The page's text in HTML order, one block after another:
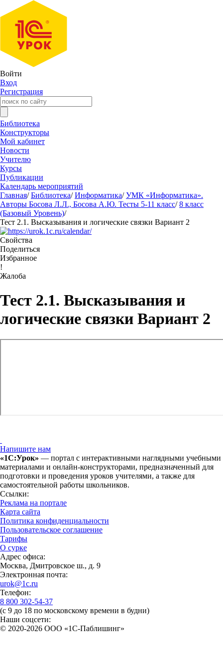
Войти
Вход
Регистрация
Библиотека
Конструкторы
Мой кабинет
Новости
Учителю
Курсы
Публикации
Календарь мероприятий
Главная/ Библиотека/ Информатика/ УМК «Информатика».
Авторы Босова Л.Л., Босова А.Ю. Тесты 5-11 класс/ 8 класс
(Базовый Уровень)/
Тест 2.1. Высказывания и логические связки Вариант 2
Свойства
Поделиться
Избранное
!
Жалоба
Тест 2.1. Высказывания и
логические связки Вариант 2
Напишите нам
«1С:Урок» — портал с интерактивными наглядными учебными
материалами и онлайн-конструкторами, предназначенный для
подготовки и проведения уроков учителями, а также для
самостоятельной работы школьников.
Ссылки:
Реклама на портале
Карта сайта
Политика конфиденциальности
Пользовательское соглашение
Тарифы
О сурке
Адрес офиса:
Москва, Дмитровское ш., д. 9
Электронная почта:
urok@1c.ru
Телефон:
8 800 302-54-37
(с 9 до 18 по московскому времени в будни)
Наши соцсети:
© 2020-2026 OOO «1С-Паблишинг»